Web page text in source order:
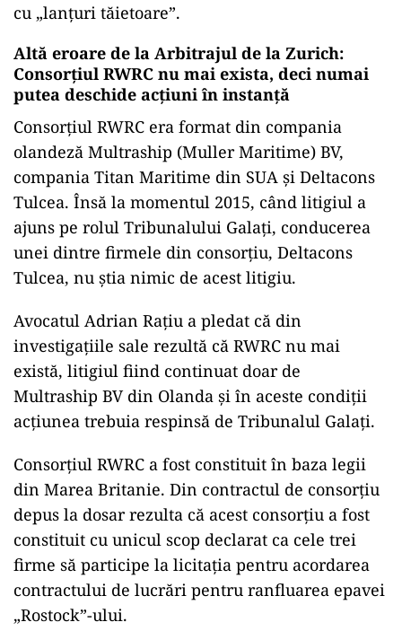
cu „lanțuri tăietoare”.
Altă eroare de la Arbitrajul de la Zurich:
Consorțiul RWRC nu mai exista, deci numai
putea deschide acțiuni în instanță
Consorțiul RWRC era format din compania
olandeză Multraship (Muller Maritime) BV,
compania Titan Maritime din SUA și Deltacons
Tulcea. Însă la momentul 2015, când litigiul a
ajuns pe rolul Tribunalului Galați, conducerea
unei dintre firmele din consorțiu, Deltacons
Tulcea, nu știa nimic de acest litigiu.
Avocatul Adrian Rațiu a pledat că din
investigațiile sale rezultă că RWRC nu mai
există, litigiul fiind continuat doar de
Multraship BV din Olanda și în aceste condiții
acțiunea trebuia respinsă de Tribunalul Galați.
Consorțiul RWRC a fost constituit în baza legii
din Marea Britanie. Din contractul de consorțiu
depus la dosar rezulta că acest consorțiu a fost
constituit cu unicul scop declarat ca cele trei
firme să participe la licitația pentru acordarea
contractului de lucrări pentru ranfluarea epavei
„Rostock”-ului.